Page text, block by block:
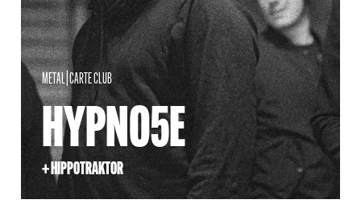
METAL|CARTE CLUB
HYPNO5E
+ HIPPOTRAKTOR